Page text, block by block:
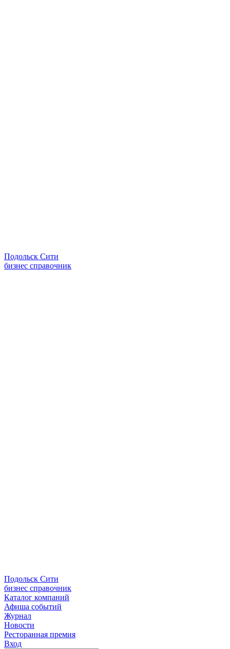
Подольск Сити
бизнес справочник
Подольск Сити
бизнес справочник
Каталог компаний
Афиша событий
Журнал
Новости
Ресторанная премия
Вход